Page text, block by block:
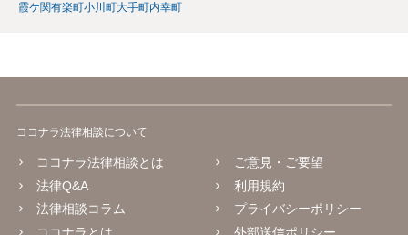
霞ケ関有楽町小川町大手町内幸町
ココナラ法律相談について
ココナラ法律相談とは
法律Q&A
法律相談コラム
ココナラとは
ご意見・ご要望
利用規約
プライバシーポリシー
外部送信ポリシー